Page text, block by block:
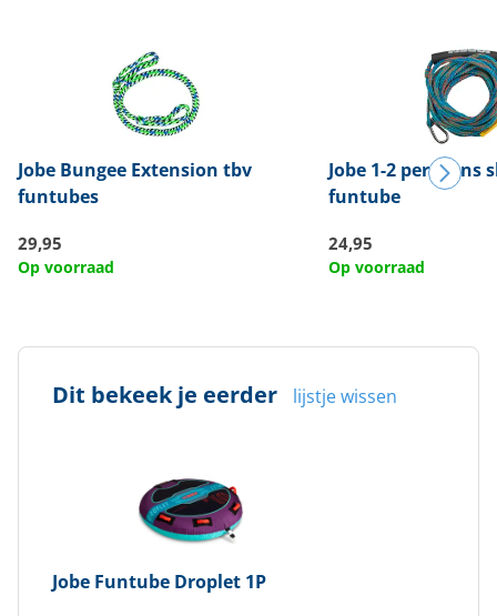
Jobe Bungee Extension tbv
funtubes
29,95
Op voorraad
Jobe 1-2 persoons
funtube
24,95
Op voorraad
Dit bekeek je eerder lijstje wissen
Jobe Funtube Droplet 1P